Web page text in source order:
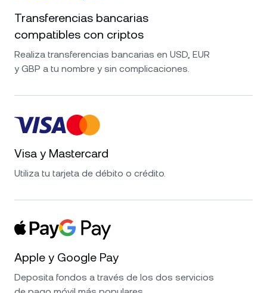
Transferencias bancarias
compatibles con criptos
Realiza transferencias bancarias en USD, EUR
y GBP a tu nombre y sin complicaciones.
Visa y Mastercard
Utiliza tu tarjeta de débito o crédito.
Apple y Google Pay
Deposita fondos a través de los dos servicios